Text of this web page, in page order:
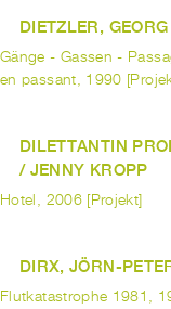
DIETZLER, GEORG
Gänge - Gassen -
en passant, 1990
DILETTANTIN
/ JENNY KROPP
Hotel, 2006 [Projekt]
DIRX, JÖRN-
Flutkatastrophe 1981,